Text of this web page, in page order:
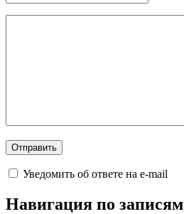
Уведомить об ответе на e-mail
Навигация по записям